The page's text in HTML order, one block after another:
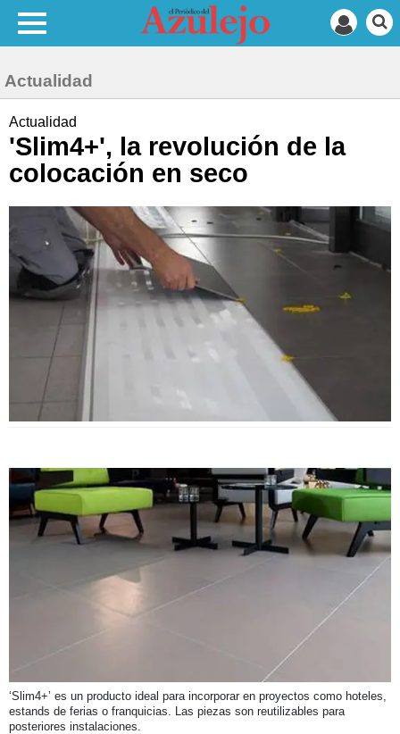
Actualidad
Actualidad
'Slim4+', la revolución de la
colocación en seco
‘Slim4+’ es un producto ideal para incorporar en proyectos como hoteles,
estands de ferias o franquicias. Las piezas son reutilizables para
posteriores instalaciones.